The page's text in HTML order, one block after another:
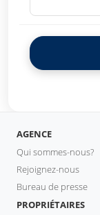
AGENCE
Qui sommes-nous?
Rejoignez-nous
Bureau de presse
PROPRIÉTAIRES